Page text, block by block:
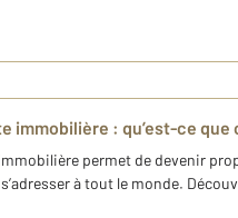
immobilière : qu’est-ce que
permet de devenir
à tout le monde.